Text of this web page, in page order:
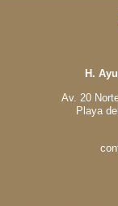
H.
Av. 20
Playa